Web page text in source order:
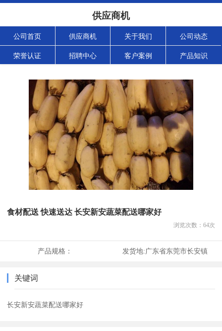
供应商机
公司首页 供应商机 关于我们 公司动态
荣誉认证 招聘中心 客户案例 产品知识
食材配送 快速送达 长安新安蔬菜配送哪家好
浏览次数： 64次
产品规格： 发货地:广东省东莞市长安镇
关键词
长安新安蔬菜配送哪家好